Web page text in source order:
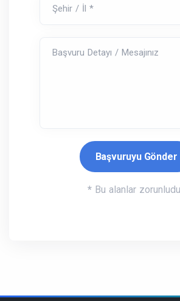
Şehir / İl *
Başvuru Detayı / Mesajınız
* Bu alanlar